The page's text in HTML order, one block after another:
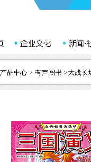
产品中心 > 有声图书 >大战长